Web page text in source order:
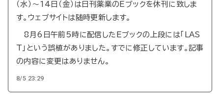
（水）～14日（金）は日刊薬業のEブックを休刊に致しま
す。ウェブサイトは随時更新します。
8月6日午前5時に配信したEブックの上段には「LAS
T」という誤植がありました。すでに修正しています。記事
の内容に変更はありません。
8/5 23:29